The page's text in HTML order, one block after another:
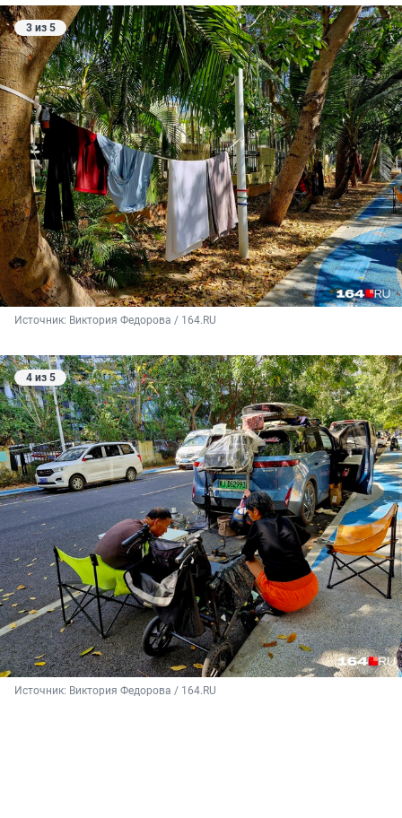
3 из 5
Источник: Виктория Федорова / 164.RU
4 из 5
Источник: Виктория Федорова / 164.RU